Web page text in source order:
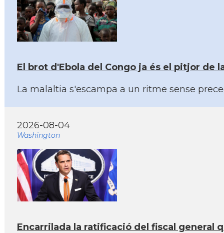
El brot d'Ebola del Congo ja és el pitjor de
La malaltia s'escampa a un ritme sense
2026-08-04
Washington
Encarrilada la ratificació del fiscal general